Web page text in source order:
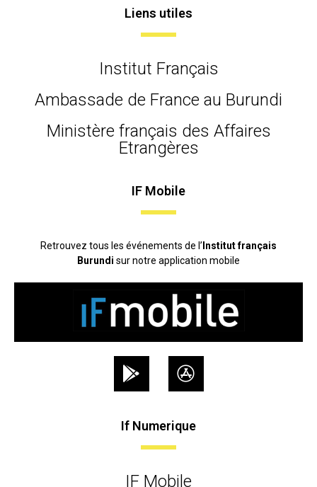
Liens utiles
Institut Français
Ambassade de France au Burundi
Ministère français des Affaires
Etrangères
IF Mobile
Retrouvez tous les événements de l’ Institut français
Burundi sur notre application mobile
If Numerique
IF Mobile